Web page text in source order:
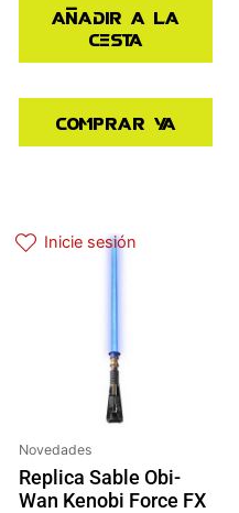
Añadir a la
cesta
Comprar ya
Inicie sesión
Novedades
Replica Sable Obi-
Wan Kenobi Force FX